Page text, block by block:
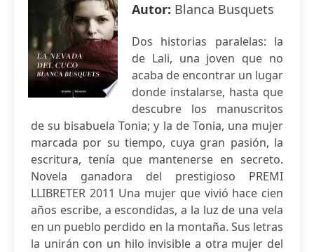
Autor: Blanca Busquets
Dos historias paralelas: la
de Lali, una joven que no
acaba de encontrar un lugar
donde instalarse, hasta que
descubre los manuscritos
de su bisabuela Tonia; y la de Tonia, una mujer
marcada por su tiempo, cuya gran pasión, la
escritura, tenía que mantenerse en secreto.
Novela ganadora del prestigioso PREMI
LLIBRETER 2011 Una mujer que vivió hace cien
años escribe, a escondidas, a la luz de una vela
en un pueblo perdido en la montaña. Sus letras
la unirán con un hilo invisible a otra mujer del